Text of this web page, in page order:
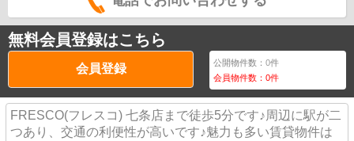
無料会員登録はこちら
会員登録 公開物件数：0件
会員物件数：0件
FRESCO(フレスコ) 七条店まで徒歩5分です♪周辺に駅が二
つあり、交通の利便性が高いです♪魅力も多い賃貸物件は